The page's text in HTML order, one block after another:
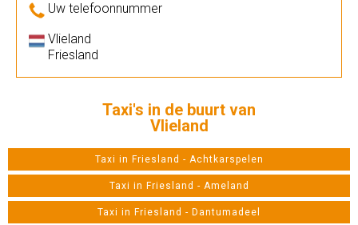
Uw telefoonnummer
Vlieland
Friesland
Taxi's in de buurt van
Vlieland
Taxi in Friesland - Achtkarspelen
Taxi in Friesland - Ameland
Taxi in Friesland - Dantumadeel